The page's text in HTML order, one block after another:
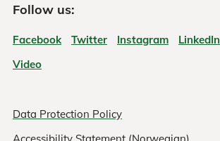
Follow us:
Facebook Twitter Instagram LinkedIn
Video
Data Protection Policy
Accessibility Statement (Norwegian)